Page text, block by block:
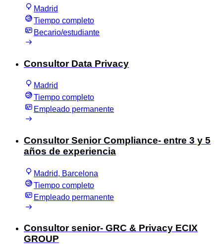
Madrid
Tiempo completo
Becario/estudiante
Consultor Data Privacy
Madrid
Tiempo completo
Empleado permanente
Consultor Senior Compliance- entre 3 y 5
años de experiencia
Madrid, Barcelona
Tiempo completo
Empleado permanente
Consultor senior- GRC & Privacy ECIX
GROUP